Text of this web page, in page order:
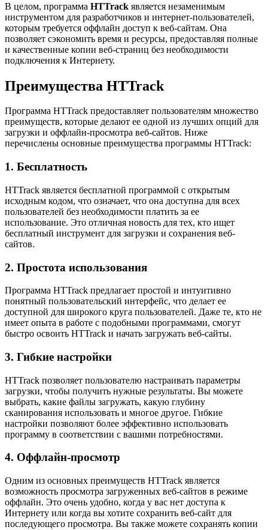
В целом, программа HTTrack является незаменимым
инструментом для разработчиков и интернет-пользователей,
которым требуется оффлайн доступ к веб-сайтам. Она
позволяет сэкономить время и ресурсы, предоставляя полные
и качественные копии веб-страниц без необходимости
подключения к Интернету.
Преимущества HTTrack
Программа HTTrack предоставляет пользователям множество
преимуществ, которые делают ее одной из лучших опций для
загрузки и оффлайн-просмотра веб-сайтов. Ниже
перечислены основные преимущества программы HTTrack:
1. Бесплатность
HTTrack является бесплатной программой с открытым
исходным кодом, что означает, что она доступна для всех
пользователей без необходимости платить за ее
использование. Это отличная новость для тех, кто ищет
бесплатный инструмент для загрузки и сохранения веб-
сайтов.
2. Простота использования
Программа HTTrack предлагает простой и интуитивно
понятный пользовательский интерфейс, что делает ее
доступной для широкого круга пользователей. Даже те, кто не
имеет опыта в работе с подобными программами, смогут
быстро освоить HTTrack и начать загружать веб-сайты.
3. Гибкие настройки
HTTrack позволяет пользователю настраивать параметры
загрузки, чтобы получить нужные результаты. Вы можете
выбрать, какие файлы загружать, какую глубину
сканирования использовать и многое другое. Гибкие
настройки позволяют более эффективно использовать
программу в соответствии с вашими потребностями.
4. Оффлайн-просмотр
Одним из основных преимуществ HTTrack является
возможность просмотра загруженных веб-сайтов в режиме
оффлайн. Это очень удобно, когда у вас нет доступа к
Интернету или когда вы хотите сохранить веб-сайт для
последующего просмотра. Вы также можете сохранять копии